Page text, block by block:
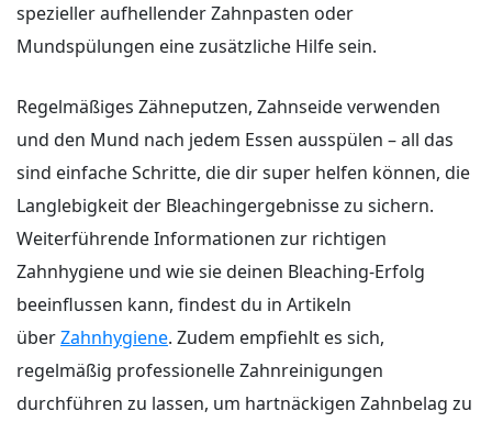
spezieller aufhellender Zahnpasten oder
Mundspülungen eine zusätzliche Hilfe sein.
Regelmäßiges Zähneputzen, Zahnseide verwenden
und den Mund nach jedem Essen ausspülen – all das
sind einfache Schritte, die dir super helfen können, die
Langlebigkeit der Bleachingergebnisse zu sichern.
Weiterführende Informationen zur richtigen
Zahnhygiene und wie sie deinen Bleaching-Erfolg
beeinflussen kann, findest du in Artikeln
überZahnhygiene. Zudem empfiehlt es sich,
regelmäßig professionelle Zahnreinigungen
durchführen zu lassen, um hartnäckigen Zahnbelag zu